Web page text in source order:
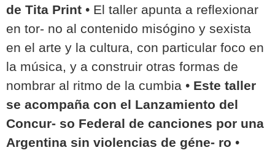
de Tita Print • El taller apunta a reflexionar
en tor- no al contenido misógino y sexista
en el arte y la cultura, con particular foco en
la música, y a construir otras formas de
nombrar al ritmo de la cumbia • Este taller
se acompaña con el Lanzamiento del
Concur- so Federal de canciones por una
Argentina sin violencias de géne- ro •